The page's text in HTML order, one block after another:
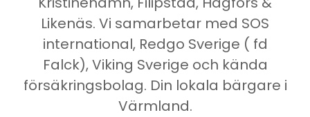
Likenäs. Vi samarbetar med SOS
international, Redgo Sverige ( fd
Falck), Viking Sverige och kända
försäkringsbolag. Din lokala bärgare i
Värmland.